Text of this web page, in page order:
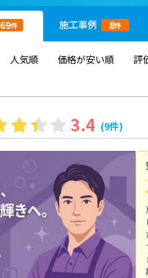
69件 施工事例 8件
人気順 価格が安い順 評
3.4 (9件)